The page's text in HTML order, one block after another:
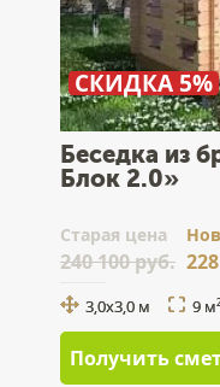
СКИДКА 5%
Беседка из
Блок 2.0»
Cтарая цена
240 100 руб.
3,0x3,0 м 9 м
Получить